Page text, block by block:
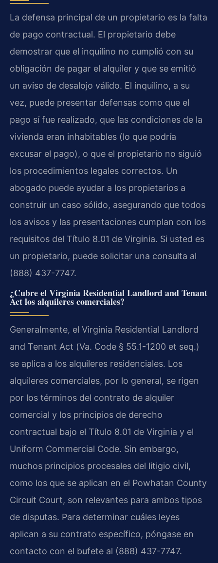
La defensa principal de un propietario es la falta
de pago contractual. El propietario debe
demostrar que el inquilino no cumplió con su
obligación de pagar el alquiler y que se emitió
un aviso de desalojo válido. El inquilino, a su
vez, puede presentar defensas como que el
pago sí fue realizado, que las condiciones de la
vivienda eran inhabitables (lo que podría
excusar el pago), o que el propietario no siguió
los procedimientos legales correctos. Un
abogado puede ayudar a los propietarios a
construir un caso sólido, asegurando que todos
los avisos y las presentaciones cumplan con los
requisitos del Título 8.01 de Virginia. Si usted es
un propietario, puede solicitar una consulta al
(888) 437-7747.
¿Cubre elVirginia Residential Landlord and Tenant
Actlos alquileres comerciales?
Generalmente, el Virginia Residential Landlord
and Tenant Act (Va. Code § 55.1-1200 et seq.)
se aplica a los alquileres residenciales. Los
alquileres comerciales, por lo general, se rigen
por los términos del contrato de alquiler
comercial y los principios de derecho
contractual bajo el Título 8.01 de Virginia y el
Uniform Commercial Code. Sin embargo,
muchos principios procesales del litigio civil,
como los que se aplican en el Powhatan County
Circuit Court, son relevantes para ambos tipos
de disputas. Para determinar cuáles leyes
aplican a su contrato específico, póngase en
contacto con el bufete al (888) 437-7747.